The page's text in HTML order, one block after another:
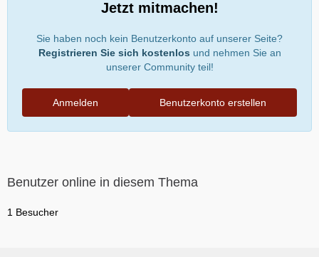
Jetzt mitmachen!
Sie haben noch kein Benutzerkonto auf unserer Seite?
Registrieren Sie sich kostenlos und nehmen Sie an
unserer Community teil!
Benutzerkonto erstellen
Anmelden
Benutzer online in diesem Thema
1 Besucher